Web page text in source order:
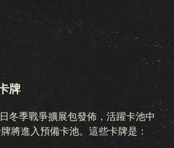
牌
冬季戰爭擴展包發佈，活躍卡池中
將進入預備卡池。這些卡牌是：